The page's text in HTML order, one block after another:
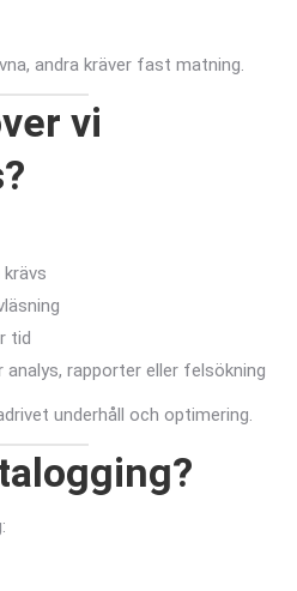
andra kräver fast matning.
vi
tid
rapporter eller felsökning
underhåll och optimering.